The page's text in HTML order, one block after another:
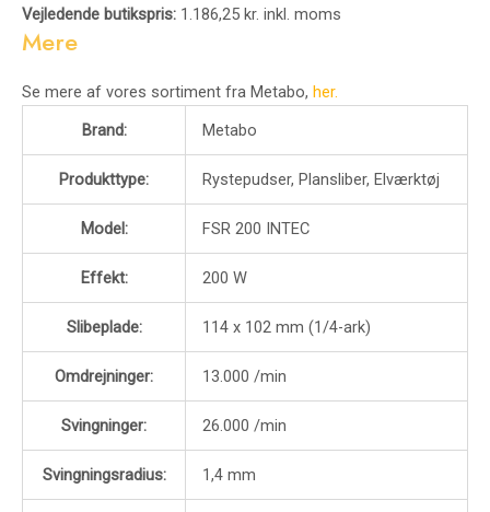
Vejledende butikspris: 1.186,25 kr. inkl. moms
Mere
Se mere af vores sortiment fra Metabo, her.
Brand:
Metabo
Produkttype: Rystepudser, Plansliber, Elværktøj
Model: FSR 200 INTEC
Effekt: 200 W
Slibeplade: 114 x 102 mm (1/4-ark)
Omdrejninger: 13.000 /min
Svingninger: 26.000 /min
Svingningsradius: 1,4 mm